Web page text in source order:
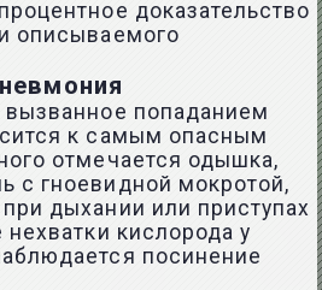
доказательство
описываемого
вызванное попаданием
к самым опасным
отмечается одышка,
с гноевидной мокротой,
дыхании или приступах
нехватки кислорода у
посинение